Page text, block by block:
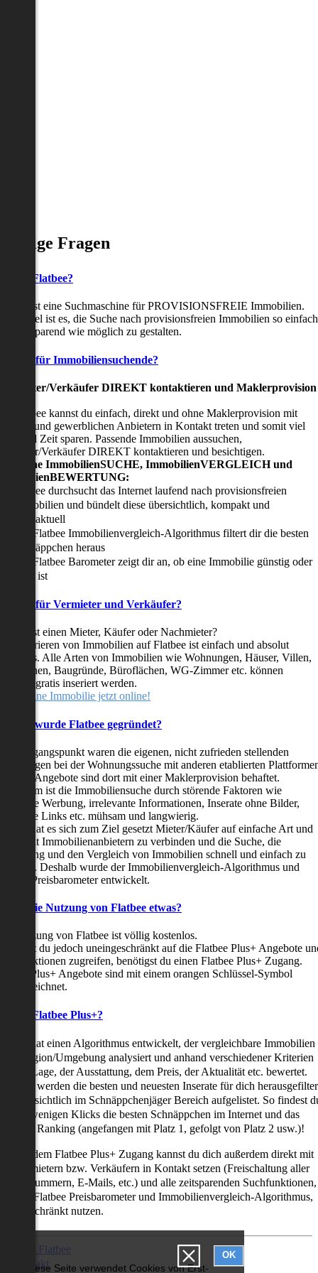
Diese Seite verwendet Cookies von Erst-
OK
Fragen
ist Flatbee?
ist eine Suchmaschine für PROVISIONSFREIE Immobilien.
Ziel ist es, die Suche nach provisionsfreien Immobilien so einfach
zeitsparend wie möglich zu gestalten.
für Immobiliensuchende?
Verkäufer DIREKT kontaktieren und Maklerprovision
Flatbee kannst du einfach, direkt und ohne Maklerprovision mit
und gewerblichen Anbietern in Kontakt treten und somit viel
und Zeit sparen. Passende Immobilien aussuchen,
Verkäufer DIREKT kontaktieren und besichtigen.
in-one ImmobilienSUCHE, ImmobilienVERGLEICH und
Flatbee durchsucht das Internet laufend nach provisionsfreien
Immobilien und bündelt diese übersichtlich, kompakt und
tagesaktuell
Der Flatbee Immobilienvergleich-Algorithmus filtert dir die besten
Schnäppchen heraus
Der Flatbee Barometer zeigt dir an, ob eine Immobilie günstig oder
teuer ist
für Vermieter und Verkäufer?
suchst einen Mieter, Käufer oder Nachmieter?
Inserieren von Immobilien auf Flatbee ist einfach und absolut
Alle Arten von Immobilien wie Wohnungen, Häuser, Villen,
Baugründe, Büroflächen, WG-Zimmer etc. können
gratis inseriert werden.
deine Immobilie jetzt online!
wurde Flatbee gegründet?
Ausgangspunkt waren die eigenen, nicht zufrieden stellenden
bei der Wohnungssuche mit anderen etablierten
alle Angebote sind dort mit einer Maklerprovision behaftet.
ist die Immobiliensuche durch störende Faktoren wie
Werbung, irrelevante Informationen, Inserate ohne Bilder,
Links etc. mühsam und langwierig.
hat es sich zum Ziel gesetzt Mieter/Käufer auf einfache Art und
mit Immobilienanbietern zu verbinden und die Suche, die
und den Vergleich von Immobilien schnell und einfach zu
Deshalb wurde der Immobilienvergleich-Algorithmus und
Preisbarometer entwickelt.
die Nutzung von Flatbee etwas?
Nutzung von Flatbee ist völlig kostenlos.
du jedoch uneingeschränkt auf die Flatbee Plus+ Angebote
zugreifen, benötigst du einen Flatbee Plus+ Zugang.
Plus+ Angebote sind mit einem orangen Schlüssel-Symbol
ist Flatbee Plus+?
hat einen Algorithmus entwickelt, der vergleichbare Immobilien
Region/Umgebung analysiert und anhand verschiedener Kriterien
der Lage, der Ausstattung, dem Preis, der Aktualität etc. bewertet.
werden die besten und neuesten Inserate für dich
übersichtlich im Schnäppchenjäger Bereich aufgelistet. So findest
nur wenigen Klicks die besten Schnäppchen im Internet und das
als Ranking (angefangen mit Platz 1, gefolgt von Platz 2 usw.)!
mit dem Flatbee Plus+ Zugang kannst du dich außerdem direkt mit
Vermietern bzw. Verkäufern in Kontakt setzen (Freischaltung aller
E-Mails, etc.) und alle zeitsparenden Suchfunktionen,
den Flatbee Preisbarometer und Immobilienvergleich-Algorithmus,
nutzen.
Über Flatbee
Kontakt